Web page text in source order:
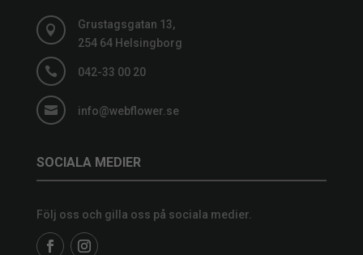

Grustagsgatan 13,
254 64 Helsingborg
 042-33 00 20
 info@webflower.se
SOCIALA MEDIER
Följ oss och gilla oss på sociala medier.